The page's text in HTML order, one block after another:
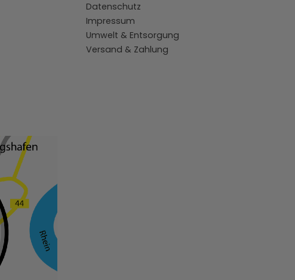
Datenschutz
Impressum
Umwelt & Entsorgung
Versand & Zahlung